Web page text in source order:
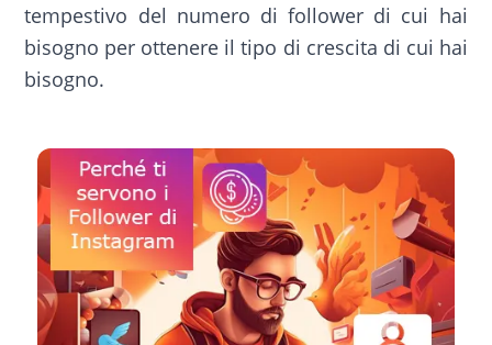
tempestivo del numero di follower di cui hai
bisogno per ottenere il tipo di crescita di cui hai
bisogno.